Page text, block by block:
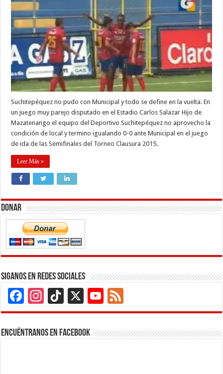
Suchitepéquez no pudo con Municipal y todo se define en la vuelta. En
un juego muy parejo disputado en el Estadio Carlos Salazar Hijo de
Mazatenango el equipo del Deportivo Suchitepéquez no aprovecho la
condición de local y termino igualando 0-0 ante Municipal en el juego
de ida de las Semifinales del Torneo Clausura 2015.
Leer Más »
Donar
Siganos en Redes Sociales
Facebook
Instagram
TikTok
X
YouTube
Channel
Encuéntranos en Facebook